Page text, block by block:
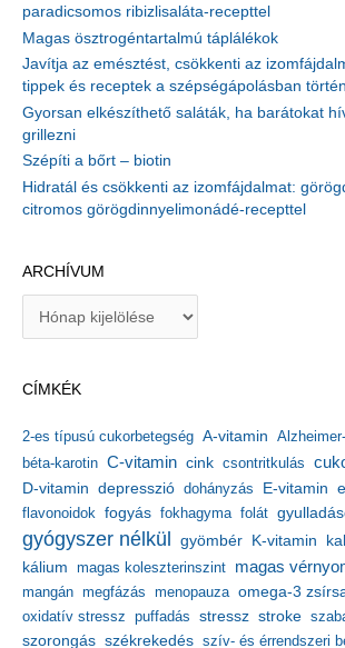
paradicsomos ribizlisaláta-recepttel
Magas ösztrogéntartalmú táplálékok
Javítja az emésztést, csökkenti az
tippek és receptek a szépségápolásban
Gyorsan elkészíthető saláták, ha barátokat
grillezni
Szépíti a bőrt – biotin
Hidratál és csökkenti az izomfájdalmat:
citromos görögdinnyelimonádé-recepttel
ARCHÍVUM
í
u
m
CÍMKÉK
2-es típusú cukorbetegség A-vitamin
béta-karotin C-vitamin cink csontritkulás
D-vitamin depresszió dohányzás E-vitamin
flavonoidok fogyás fokhagyma folát
gyógyszer nélkül gyömbér K-vitamin
kálium magas koleszterinszint magas
mangán megfázás menopauza omega-3
oxidatív stressz puffadás stressz stroke
szorongás székrekedés szív- és érrendszeri